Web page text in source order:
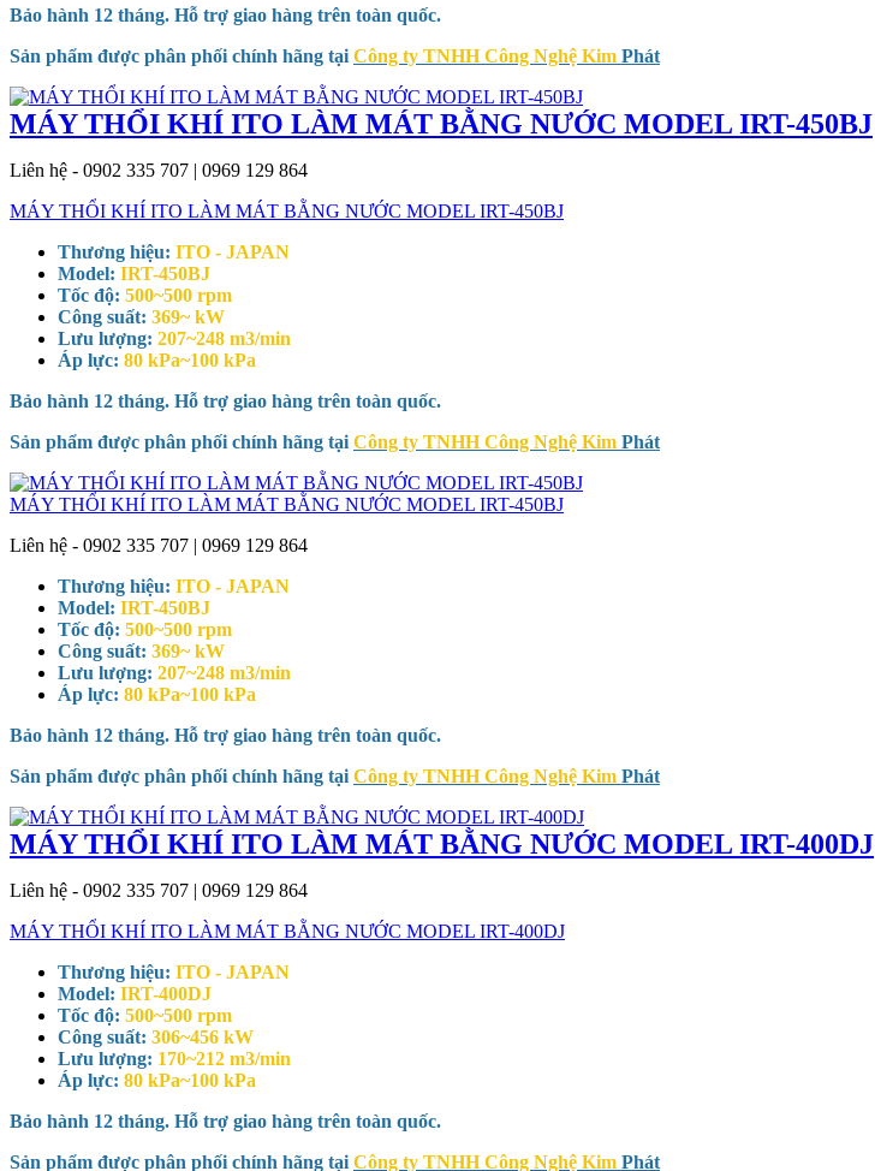
Bảo hành 12 tháng. Hỗ trợ giao hàng trên toàn quốc.
Sản phẩm được phân phối chính hãng tại Công ty TNHH Công Nghệ Kim Phát
MÁY THỔI KHÍ ITO LÀM MÁT BẰNG NƯỚC MODEL IRT-450BJ
Liên hệ - 0902 335 707 | 0969 129 864
MÁY THỔI KHÍ ITO LÀM MÁT BẰNG NƯỚC MODEL IRT-450BJ
Thương hiệu: ITO - JAPAN
Model: IRT-450BJ
Tốc độ: 500~500 rpm
Công suất: 369~ kW
Lưu lượng: 207~248 m3/min
Áp lực: 80 kPa~100 kPa
Bảo hành 12 tháng. Hỗ trợ giao hàng trên toàn quốc.
Sản phẩm được phân phối chính hãng tại Công ty TNHH Công Nghệ Kim Phát
MÁY THỔI KHÍ ITO LÀM MÁT BẰNG NƯỚC MODEL IRT-450BJ
Liên hệ - 0902 335 707 | 0969 129 864
Thương hiệu: ITO - JAPAN
Model: IRT-450BJ
Tốc độ: 500~500 rpm
Công suất: 369~ kW
Lưu lượng: 207~248 m3/min
Áp lực: 80 kPa~100 kPa
Bảo hành 12 tháng. Hỗ trợ giao hàng trên toàn quốc.
Sản phẩm được phân phối chính hãng tại Công ty TNHH Công Nghệ Kim Phát
MÁY THỔI KHÍ ITO LÀM MÁT BẰNG NƯỚC MODEL IRT-400DJ
Liên hệ - 0902 335 707 | 0969 129 864
MÁY THỔI KHÍ ITO LÀM MÁT BẰNG NƯỚC MODEL IRT-400DJ
Thương hiệu: ITO - JAPAN
Model: IRT-400DJ
Tốc độ: 500~500 rpm
Công suất: 306~456 kW
Lưu lượng: 170~212 m3/min
Áp lực: 80 kPa~100 kPa
Bảo hành 12 tháng. Hỗ trợ giao hàng trên toàn quốc.
Sản phẩm được phân phối chính hãng tại Công ty TNHH Công Nghệ Kim Phát